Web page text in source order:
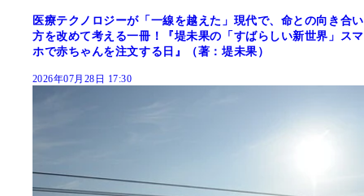
医療テクノロジーが「一線を越えた」現代で、命との向き合い
方を改めて考える一冊！『堤未果の「すばらしい新世界」スマ
ホで赤ちゃんを注文する日』（著：堤未果）
2026年07月28日 17:30